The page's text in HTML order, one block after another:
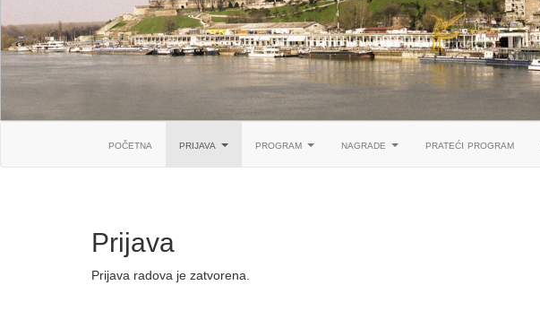
početna prijava program nagrade prateći program
Prijava
Prijava radova je zatvorena.